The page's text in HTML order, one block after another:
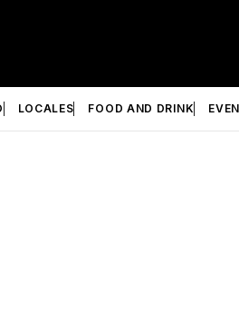
LOCALES FOOD AND DRINK